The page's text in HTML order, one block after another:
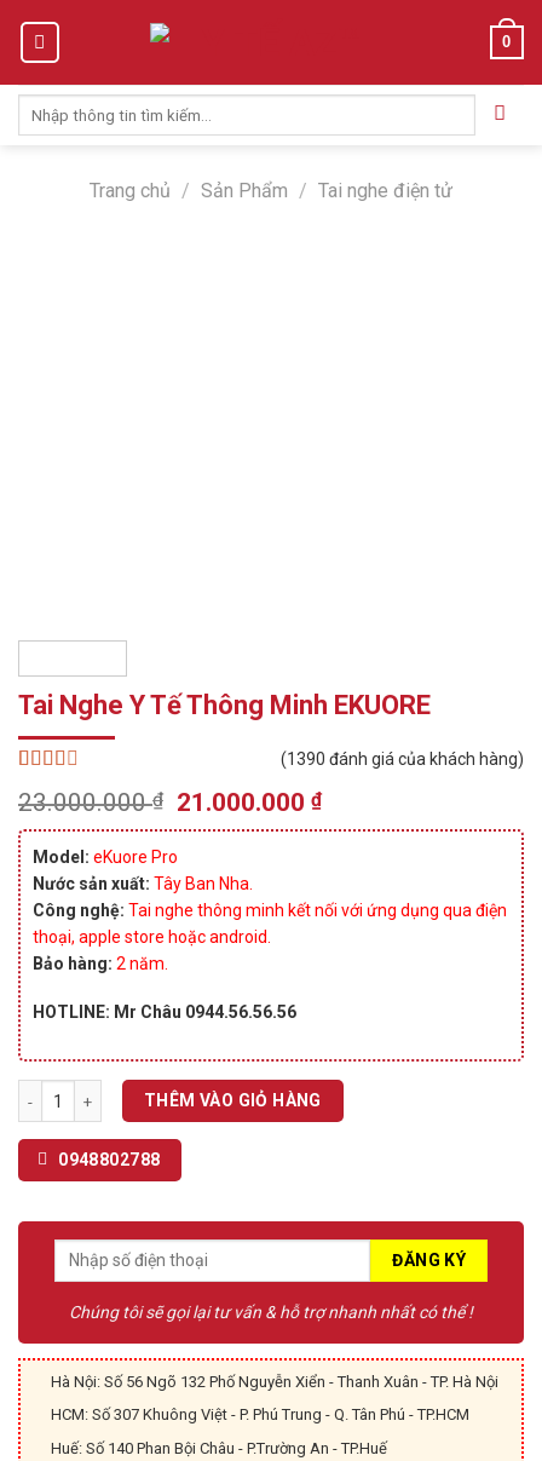
0
kiếm:
Trang chủ / Sản Phẩm / Tai nghe điện tử
Tai Nghe Y Tế Thông Minh EKUORE
trên 5
dựa
trên
đánh
giá
(1390 đánh giá của khách hàng)
23.000.000₫
Original
price
was:
23.000.000 ₫.
21.000.000₫Current
price
Model: eKuore Pro
Nước sản xuất: Tây Ban Nha.
Công nghệ: Tai nghe thông minh kết nối với ứng dụng qua điện
thoại, apple store hoặc android.
Bảo hàng: 2 năm.
HOTLINE: Mr Châu 0944.56.56.56
Tai Nghe Y Tế Thông Minh EKUORE số lượng
THÊM VÀO GIỎ HÀNG
0948802788
Chúng tôi sẽ gọi lại tư vấn & hỗ trợ nhanh nhất có thể !
Hà Nội: Số 56 Ngõ 132 Phố Nguyễn Xiển - Thanh Xuân - TP. Hà Nội
HCM: Số 307 Khuông Việt - P. Phú Trung - Q. Tân Phú - TP.HCM
Huế: Số 140 Phan Bội Châu - P.Trường An - TP.Huế